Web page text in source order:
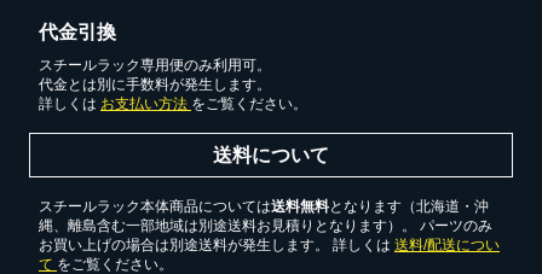
代金引換
スチールラック専用便のみ利用可。
代金とは別に手数料が発生します。
詳しくは お支払い方法 をご覧ください。
送料について
スチールラック本体商品については送料無料となります（北海道・沖
縄、離島含む一部地域は別途送料お見積りとなります）。 パーツのみ
お買い上げの場合は別途送料が発生します。 詳しくは 送料/配送につい
て をご覧ください。